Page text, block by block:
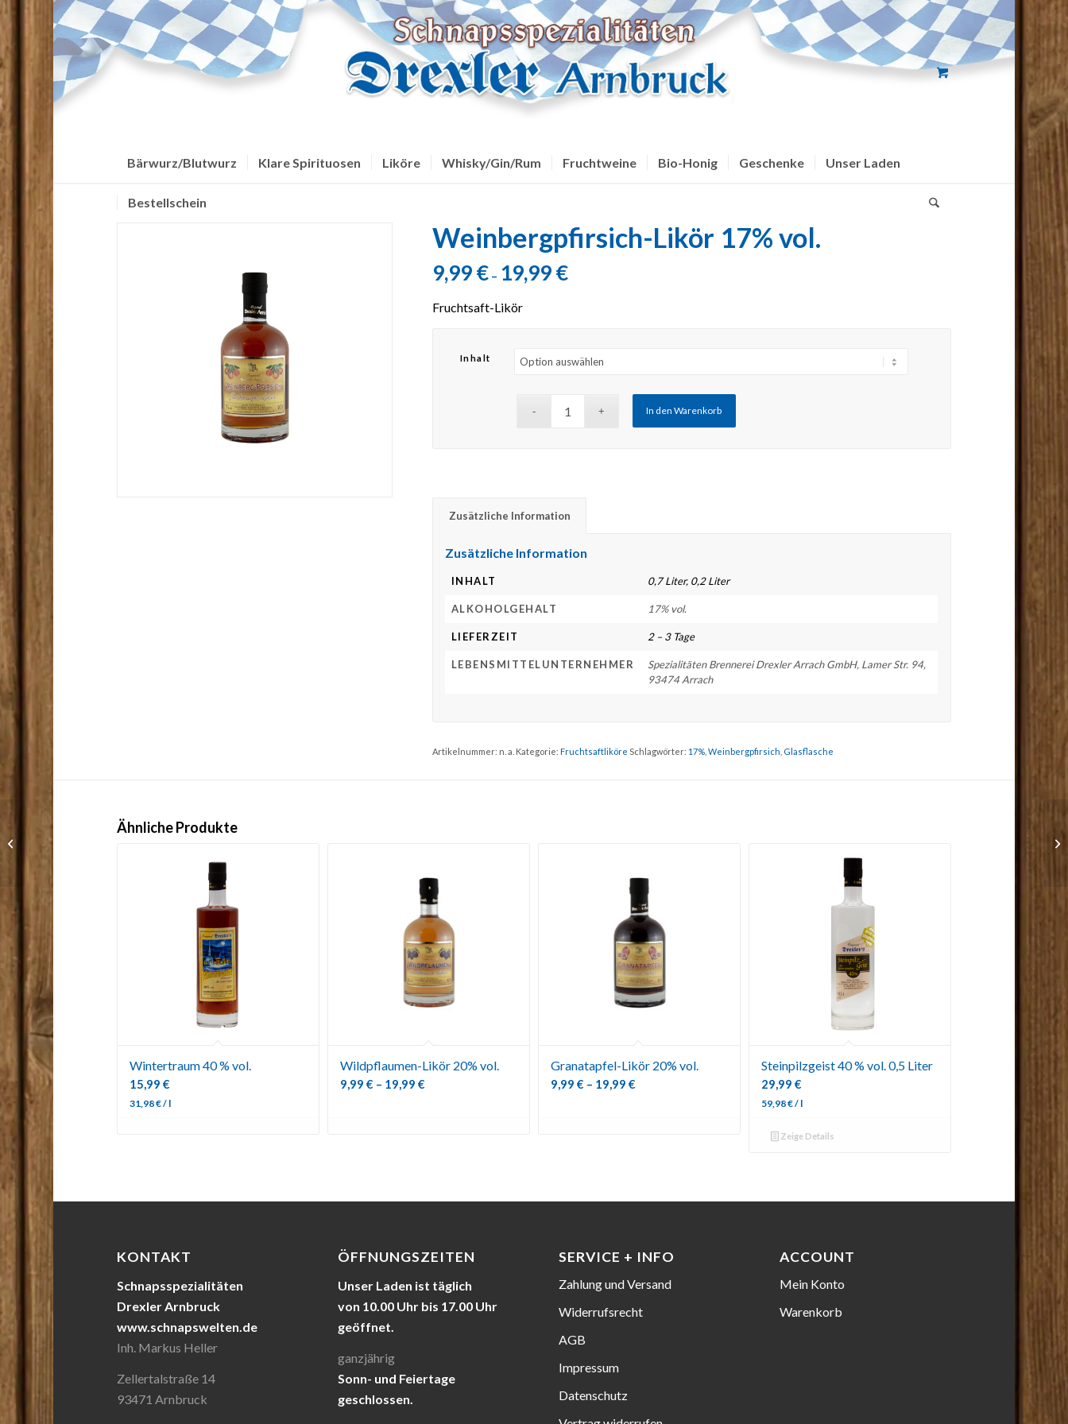
Bärwurz/Blutwurz Klare Spirituosen Liköre Whisky/Gin/Rum Fruchtweine Bio-Honig Geschenke Unser Laden
Bestellschein
Weinbergpfirsich-Likör 17% vol.
9,99€– 19,99€
Fruchtsaft-Likör
Inhalt
In den Warenkorb
Zusätzliche Information
Zusätzliche Information
INHALT 0,7 Liter, 0,2 Liter
ALKOHOLGEHALT 17% vol.
LIEFERZEIT 2 – 3 Tage
LEBENSMITTELUNTERNEHMER
Spezialitäten Brennerei Drexler Arrach GmbH, Lamer Str. 94,
93474 Arrach
Artikelnummer: n. a. Kategorie: Fruchtsaftliköre Schlagwörter: 17%, Weinbergpfirsich Glasflasche
Ähnliche Produkte
Wintertraum 40 % vol.
15,99€
31,98€/ l
Wildpflaumen-Likör 20% vol.
9,99€ – 19,99€
Granatapfel-Likör 20% vol.
9,99€ – 19,99€
Steinpilzgeist 40 % vol. 0,5 Liter
29,99€
59,98€/ l
Zeige Details
KONTAKT
Schnapsspezialitäten
Drexler Arnbruck
www.schnapswelten.de
Inh. Markus Heller
Zellertalstraße 14
93471 Arnbruck
ÖFFNUNGSZEITEN
Unser Laden ist täglich
von 10.00 Uhr bis 17.00 Uhr
geöffnet.
ganzjährig
Sonn- und Feiertage
geschlossen.
SERVICE + INFO
Zahlung und Versand
Widerrufsrecht
AGB
Impressum
Datenschutz
ACCOUNT
Mein Konto
Warenkorb
Heidelbeer-Likör 25%